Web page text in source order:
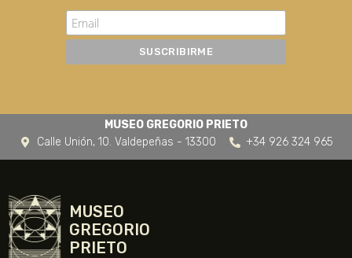
MUSEO GREGORIO PRIETO
Calle Unión, 10. Valdepeñas - 13300
+34 926 324 965
MUSEO
GREGORIO
PRIETO